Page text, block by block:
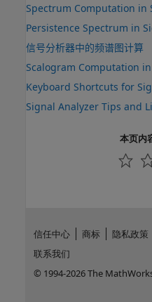
Spectrum Computation in
Persistence Spectrum in
信号分析器中的频谱图计算
Scalogram Computation
Keyboard Shortcuts for
Signal Analyzer Tips and
本页内
信任中心 商标 隐私政策
联系我们
© 1994-2026 The